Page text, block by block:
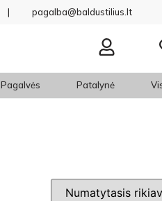
| pagalba@baldustilius.lt
Pagalvės Patalynė